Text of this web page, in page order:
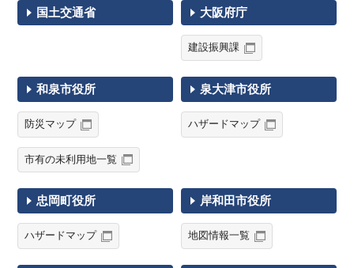
国土交通省 大阪府庁
建設振興課
和泉市役所
防災マップ
市有の未利用地一覧
泉大津市役所
ハザードマップ
忠岡町役所
ハザードマップ
岸和田市役所
地図情報一覧